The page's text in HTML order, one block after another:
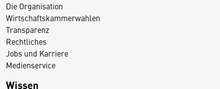
Die Organisation
Wirtschaftskammerwahlen
Transparenz
Rechtliches
Jobs und Karriere
Medienservice
Wissen